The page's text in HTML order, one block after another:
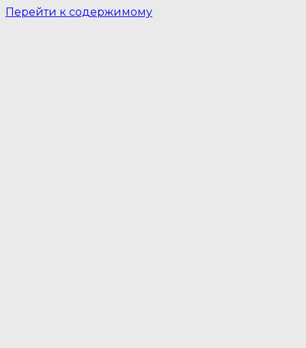
Перейти к содержимому